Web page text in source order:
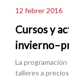
12 febrer 2016
Cursos y
La
talleres a